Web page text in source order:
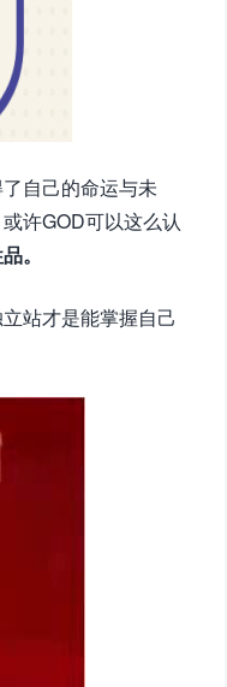
自己的命运与未
许GOD可以这么认
。
站才是能掌握自己